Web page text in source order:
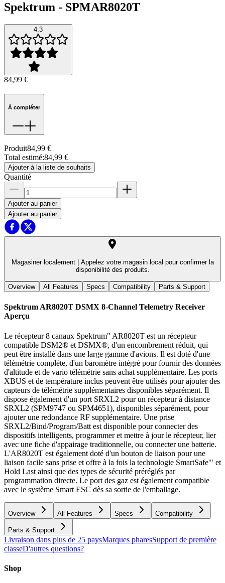
Spektrum - SPMAR8020T
4.3
84,99 €
À compléter
Produit84,99 €
Total estimé:84,99 €
Ajouter à la liste de souhaits
Quantité
Ajouter au panier
Ajouter au panier
Magasiner localement |
Appelez votre magasin local pour confirmer la
disponibilité des produits.
Overview All Features Specs Compatibility Parts & Support
Spektrum AR8020T DSMX 8-Channel Telemetry Receiver
Aperçu
Le récepteur 8 canaux Spektrum" AR8020T est un récepteur
compatible DSM2® et DSMX®, d'un encombrement réduit, qui
peut être installé dans une large gamme d'avions. Il est doté d'une
télémétrie complète, d'un baromètre intégré pour fournir des données
d'altitude et de vario télémétrie sans achat supplémentaire. Les ports
XBUS et de température inclus peuvent être utilisés pour ajouter des
capteurs de télémétrie supplémentaires disponibles séparément. Il
dispose également d'un port SRXL2 pour un récepteur à distance
SRXL2 (SPM9747 ou SPM4651), disponibles séparément, pour
ajouter une redondance RF supplémentaire. Une prise
SRXL2/Bind/Program/Batt est disponible pour connecter des
dispositifs intelligents, programmer et mettre à jour le récepteur, lier
avec une fiche d'appairage traditionnelle, ou connecter une batterie.
L'AR8020T est également doté d'un bouton de liaison pour une
liaison facile sans prise et offre à la fois la technologie SmartSafe'" et
Hold Last ainsi que des types de sécurité préréglés par
programmation directe. Le port des gaz est également compatible
avec le système Smart ESC dès sa sortie de l'emballage.
Overview All Features Specs Compatibility
Parts & Support
Livraison dans plus de 25 paysMarques pharesSupport de première
classeD'autres questions?
Shop